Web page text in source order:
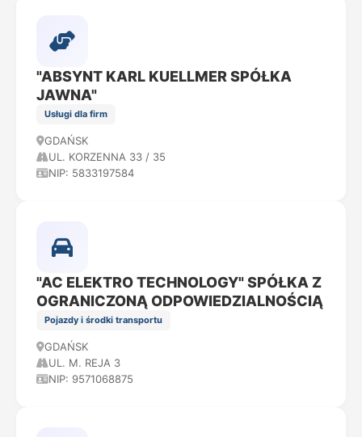
"ABSYNT KARL KUELLMER SPÓŁKA
JAWNA"
Usługi dla firm
GDAŃSK
UL. KORZENNA 33 / 35
NIP: 5833197584
"AC ELEKTRO TECHNOLOGY" SPÓŁKA Z
OGRANICZONĄ ODPOWIEDZIALNOŚCIĄ
Pojazdy i środki transportu
GDAŃSK
UL. M. REJA 3
NIP: 9571068875